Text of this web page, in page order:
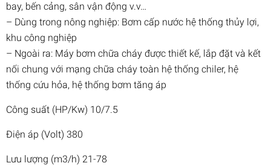
bay, bến cảng, sân vận động v.v…
– Dùng trong nông nghiệp: Bơm cấp nước hệ thống thủy lợi,
khu công nghiệp
– Ngoài ra: Máy bơm chữa cháy được thiết kế, lắp đặt và kết
nối chung với mạng chữa cháy toàn hệ thống chiler, hệ
thống cứu hỏa, hệ thống bơm tăng áp
Công suất (HP/Kw) 10/7.5
Điện áp (Volt) 380
Lưu lượng (m3/h) 21-78